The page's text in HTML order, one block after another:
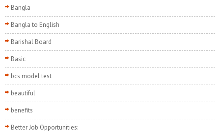
Bangla
Bangla to English
Barishal Board
Basic
bcs model test
beautiful
benefits
Better Job Opportunities: